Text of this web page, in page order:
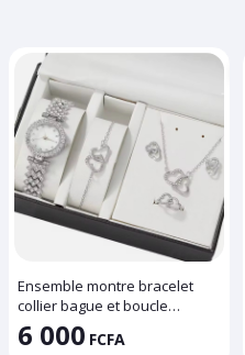
Ensemble montre bracelet
collier bague et boucle
d'oreille
6 000 FCFA